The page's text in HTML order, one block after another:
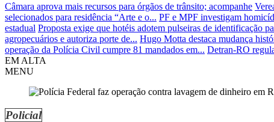
Câmara aprova mais recursos para órgãos de trânsito; acompanhe
selecionados para residência “Arte e o... PF e MPF investigam
estadual Proposta exige que hotéis adotem pulseiras de identificação
agropecuários e autoriza porte de... Hugo Motta destaca mudança
operação da Polícia Civil cumpre 81 mandados em... Detran-RO
EM ALTA
MENU
Policial